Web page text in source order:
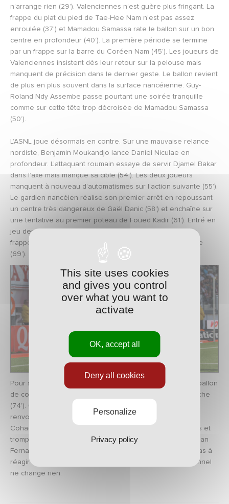
n’arrange rien (29’). Valenciennes n’est guère plus fringant. La
frappe du plat du pied de Tae-Hee Nam n’est pas assez
enroulée (37’) et Mamadou Samassa rate le ballon sur un bon
centre en profondeur (40’). La première période se termine
par un frappe sur la barre du Coréen Nam (45’). Les joueurs de
Valenciennes insistent dès leur retour sur la pelouse mais
manquent de précision dans le dernier geste. Le ballon revient
de plus en plus souvent dans la surface nancéienne. Guy-
Roland Ndy Assembe passe pourtant une soirée tranquille
comme sur cette tête trop décroisée de Mamadou Samassa
(50’).
L’ASNL joue désormais en contre. Sur une mauvaise relance
nordiste, Benjamin Moukandjo lance Daniel Niculae en
profondeur. L’attaquant roumain essaye de servir Djamel Bakar
dans l’axe mais manque sa cible (54’). Les deux joueurs
manquent à nouveau d’automatismes sur l’action suivante (55’).
Le gardien nancéien réalise son premier arrêt en repoussant
un centre très dangereux de Gaël Danic (58’) et enchaîne sur
une tentative au premier poteau de Foued Kadir (61’). Entré en
jeu depuis quelques minutes, Grégory Pujol adresse une
frappe du gauche superbe qui heurte la barre nancéienne
(69’).
Pour ses débuts à Marcel-Picot, Jo-Gook hérite d’un bon ballon
de contre et file au but mais croise trop sa frappe du gauche
(74’). Cette fin de rencontre est crispante. Sur un ballon
renvoyé dans l’axe par la défense nancéienne, Renaud
Cohade tente sa chance d’une volée de vingt-cinq mètres et
trompe Guy-Roland Ndy Assembe (82’). Les joueurs de Jean
Fernandez ont pris un coup au moral et ne parviennent pas à
réagir. L’expulsion de Rémi Gomis durant le temps additionnel
ne change rien.
This site uses cookies
and gives you control
over what you want to
activate
OK, accept all
Deny all cookies
Personalize
Privacy policy